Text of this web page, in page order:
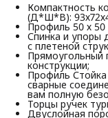
Компактность
(Д*Ш*В):
Профиль 50 х 50
Спинка и упоры
с плетеной
Прямоугольный
конструкции;
Профиль Стойка
сварные
вам полную
Торцы ручек
Двуслойная